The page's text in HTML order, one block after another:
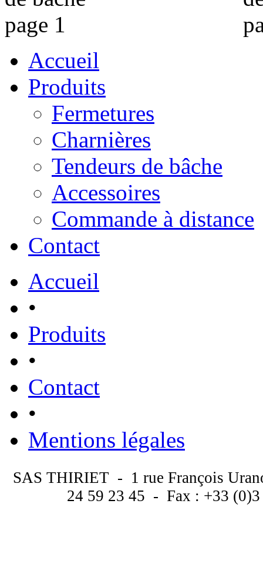
Accueil
Produits
Fermetures
Charnières
Tendeurs de bâche
Accessoires
Commande à distance
Contact
Accueil
•
Produits
•
Contact
•
Mentions légales
SAS THIRIET - 1 rue François
24 59 23 45 - Fax : +33